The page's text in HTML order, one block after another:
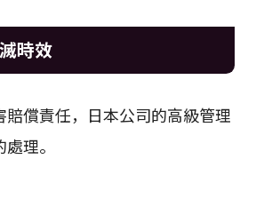
時效
賠償責任，日本公司的高級管理
理。